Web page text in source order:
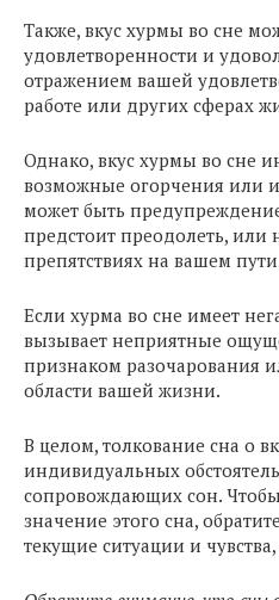
Также, вкус хурмы во сне
удовлетворенности и
отражением вашей
работе или других сферах
Однако, вкус хурмы во сне
возможные огорчения или
может быть
предстоит преодолеть,
препятствиях на вашем
Если хурма во сне имеет
вызывает неприятные
признаком разочарования
области вашей жизни.
В целом, толкование сна о
индивидуальных
сопровождающих сон.
значение этого сна,
текущие ситуации и